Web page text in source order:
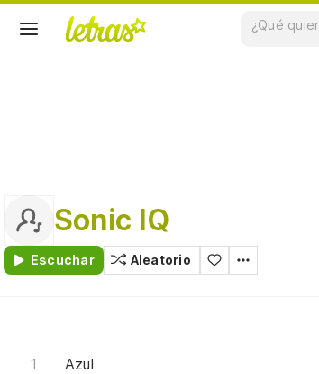
Sonic IQ
Escuchar Aleatorio
Azul